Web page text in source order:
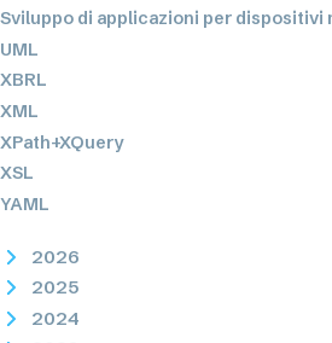
Sviluppo di applicazioni per dispositivi
UML
XBRL
XML
XPath+XQuery
XSL
YAML
2026
2025
2024